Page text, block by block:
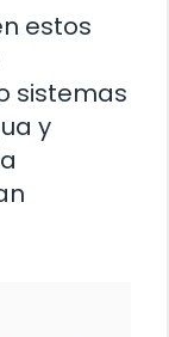
estos
sistemas
y